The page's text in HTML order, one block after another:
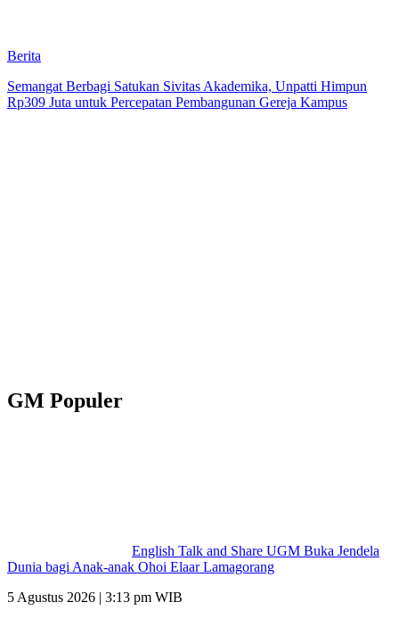
Berita
Semangat Berbagi Satukan Sivitas Akademika, Unpatti Himpun
Rp309 Juta untuk Percepatan Pembangunan Gereja Kampus
GM Populer
English Talk and Share UGM Buka Jendela
Dunia bagi Anak-anak Ohoi Elaar Lamagorang
5 Agustus 2026 | 3:13 pm WIB